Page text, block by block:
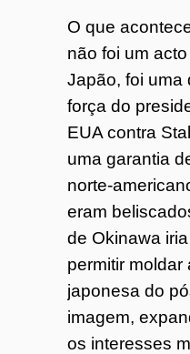
O que
não foi um
Japão, foi uma
força do
EUA contra
uma garantia
norte-
eram
de Okinawa
permitir moldar
japonesa do
imagem,
os interesses